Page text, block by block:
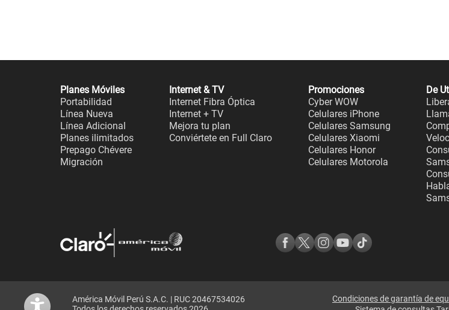
Planes Móviles
Portabilidad
Línea Nueva
Línea Adicional
Planes ilimitados
Prepago Chévere
Migración
Internet & TV
Internet Fibra Óptica
Internet + TV
Mejora tu plan
Conviértete en Full Claro
Promociones
Cyber WOW
Celulares iPhone
Celulares Samsung
Celulares Xiaomi
Celulares Honor
Celulares Motorola
De
América Móvil Perú S.A.C. | RUC 20467534026
Condiciones de garantía de